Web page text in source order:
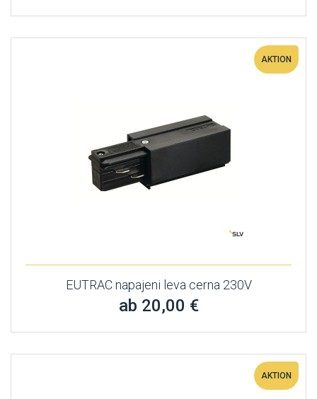
AKTION
EUTRAC napajeni leva cerna 230V
ab 20,00 €
AKTION